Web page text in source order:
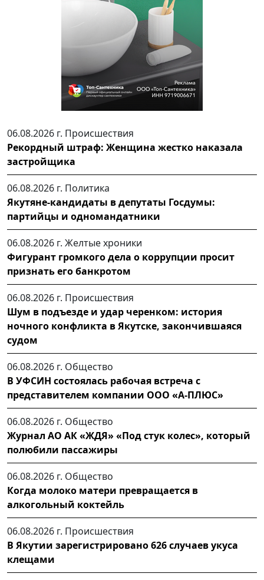
06.08.2026 г. Происшествия
Рекордный штраф: Женщина жестко наказала
застройщика
06.08.2026 г. Политика
Якутяне-кандидаты в депутаты Госдумы:
партийцы и одномандатники
06.08.2026 г. Желтые хроники
Фигурант громкого дела о коррупции просит
признать его банкротом
06.08.2026 г. Происшествия
Шум в подъезде и удар черенком: история
ночного конфликта в Якутске, закончившаяся
судом
06.08.2026 г. Общество
В УФСИН состоялась рабочая встреча с
представителем компании ООО «А-ПЛЮС»
06.08.2026 г. Общество
Журнал АО АК «ЖДЯ» «Под стук колес», который
полюбили пассажиры
06.08.2026 г. Общество
Когда молоко матери превращается в
алкогольный коктейль
06.08.2026 г. Происшествия
В Якутии зарегистрировано 626 случаев укуса
клещами